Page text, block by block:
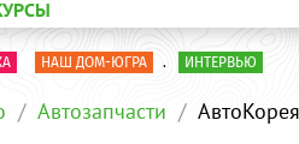
НАШ ДОМ-ЮГРА . ИНТЕРВЬЮ
Автозапчасти